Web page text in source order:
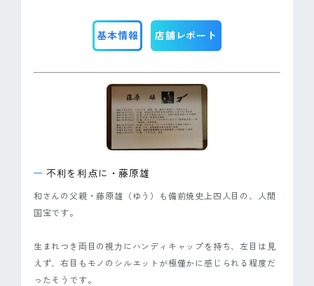
EN
基本情報 店舗レポート
不利を利点に・藤原雄
和さんの父親・藤原雄（ゆう）も備前焼史上四人目の、人間
国宝です。
生まれつき両目の視力にハンディキャップを持ち、左目は見
えず、右目もモノのシルエットが極僅かに感じられる程度だ
ったそうです。